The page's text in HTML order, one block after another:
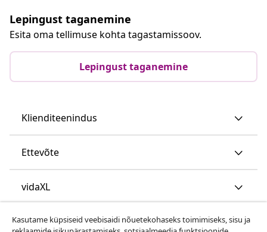
Lepingust taganemine
Esita oma tellimuse kohta tagastamissoov.
Lepingust taganemine
Klienditeenindus
Ettevõte
vidaXL
Vaata rohkem
Kasutame küpsiseid veebisaidi nõuetekohaseks toimimiseks, sisu ja